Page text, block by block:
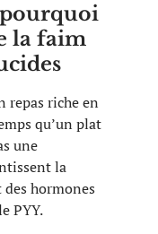
pourquoi
la faim
repas riche en
qu’un plat
une
la
hormones
PYY.